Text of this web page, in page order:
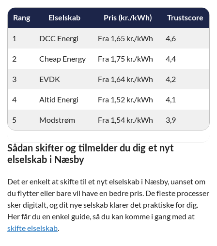
Rang Elselskab Pris (kr./kWh) Trustscore
1 DCC Energi Fra 1,65 kr./kWh 4,6
2 Cheap Energy Fra 1,75 kr./kWh 4,4
3 EVDK Fra 1,64 kr./kWh 4,2
4 Altid Energi Fra 1,52 kr./kWh 4,1
5 Modstrøm Fra 1,54 kr./kWh 3,9
Sådan skifter og tilmelder du dig et nyt
elselskab i Næsby
Det er enkelt at skifte til et nyt elselskab i Næsby, uanset om
du flytter eller bare vil have en bedre pris. De fleste processer
sker digitalt, og dit nye selskab klarer det praktiske for dig.
Her får du en enkel guide, så du kan komme i gang med at
skifte elselskab.